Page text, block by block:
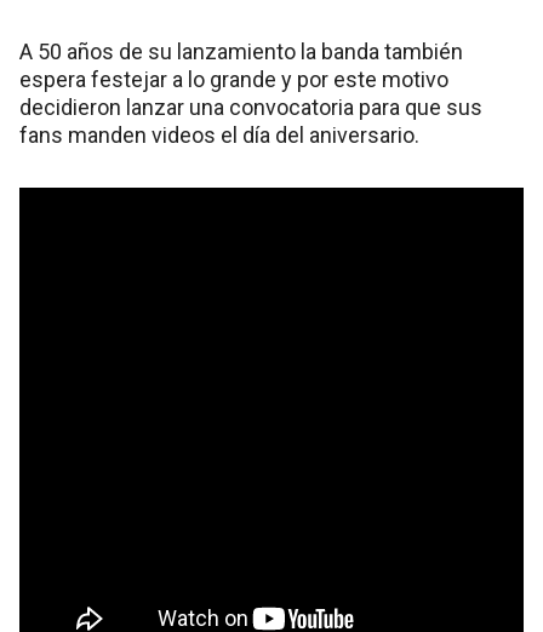
A 50 años de su lanzamiento la banda también
espera festejar a lo grande y por este motivo
decidieron lanzar una convocatoria para que sus
fans manden videos el día del aniversario.